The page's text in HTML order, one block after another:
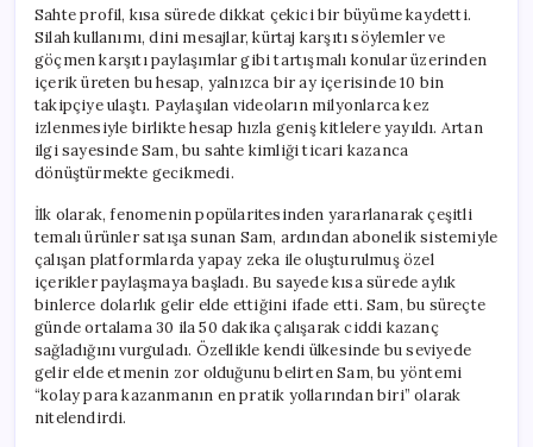
Sahte profil, kısa sürede dikkat çekici bir büyüme kaydetti.
Silah kullanımı, dini mesajlar, kürtaj karşıtı söylemler ve
göçmen karşıtı paylaşımlar gibi tartışmalı konular üzerinden
içerik üreten bu hesap, yalnızca bir ay içerisinde 10 bin
takipçiye ulaştı. Paylaşılan videoların milyonlarca kez
izlenmesiyle birlikte hesap hızla geniş kitlelere yayıldı. Artan
ilgi sayesinde Sam, bu sahte kimliği ticari kazanca
dönüştürmekte gecikmedi.
İlk olarak, fenomenin popülaritesinden yararlanarak çeşitli
temalı ürünler satışa sunan Sam, ardından abonelik sistemiyle
çalışan platformlarda yapay zeka ile oluşturulmuş özel
içerikler paylaşmaya başladı. Bu sayede kısa sürede aylık
binlerce dolarlık gelir elde ettiğini ifade etti. Sam, bu süreçte
günde ortalama 30 ila 50 dakika çalışarak ciddi kazanç
sağladığını vurguladı. Özellikle kendi ülkesinde bu seviyede
gelir elde etmenin zor olduğunu belirten Sam, bu yöntemi
“kolay para kazanmanın en pratik yollarından biri” olarak
nitelendirdi.